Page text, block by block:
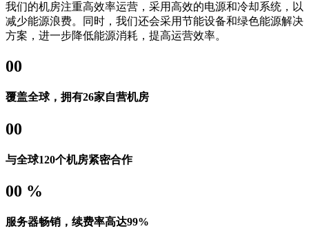
我们的机房注重高效率运营，采用高效的电源和冷却系统，以
减少能源浪费。同时，我们还会采用节能设备和绿色能源解决
方案，进一步降低能源消耗，提高运营效率。
00
覆盖全球，拥有26家自营机房
00
与全球120个机房紧密合作
00 %
服务器畅销，续费率高达99%